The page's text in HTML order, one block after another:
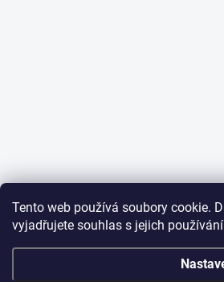
Tento web používá soubory cookie.
vyjadřujete souhlas s jejich